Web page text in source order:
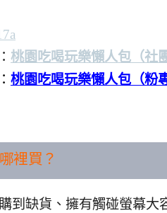
桃園吃喝玩樂懶人包（社團
桃園吃喝玩樂懶人包（粉專
哪裡買？
到缺貨、擁有觸碰螢幕大